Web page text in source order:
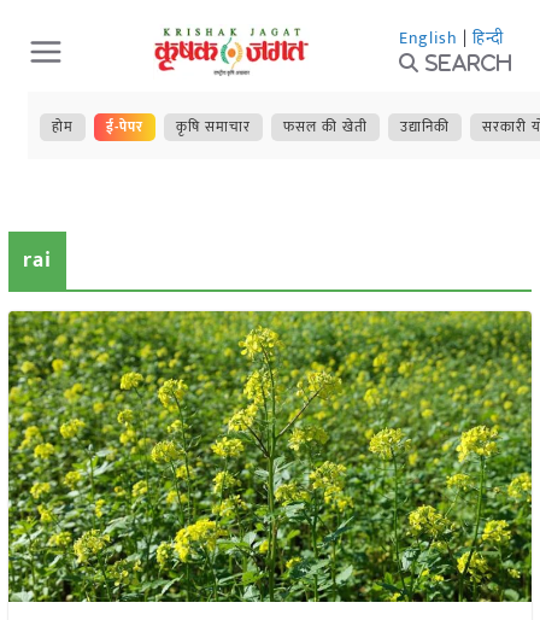
Skip
to
content
English | हिन्दी
Search
होम ई-पेपर कृषि समाचार फसल की खेती उद्यानिकी सरकारी
rai